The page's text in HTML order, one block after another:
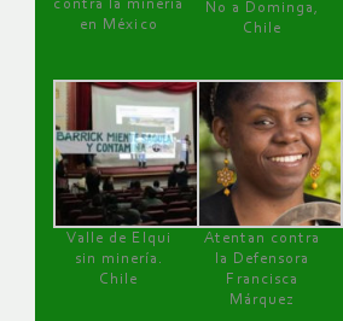
contra la minería
en México
No a Dominga,
Chile
Valle de Elqui
sin minería.
Chile
Atentan contra
la Defensora
Francisca
Márquez